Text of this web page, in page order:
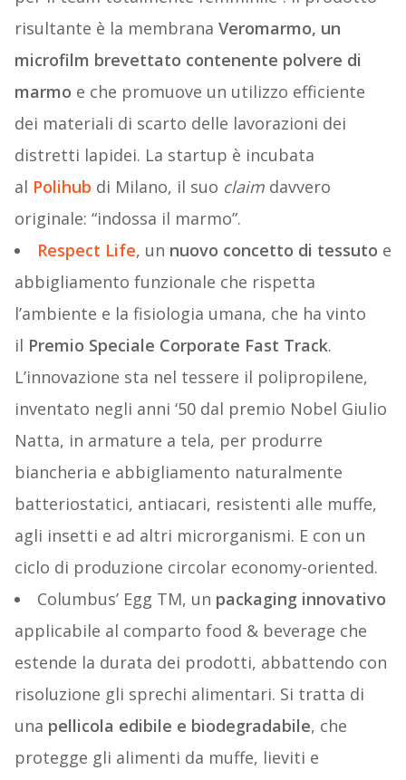
risultante è la membrana Veromarmo, un
microfilm brevettato contenente polvere di
marmo e che promuove un utilizzo efficiente
dei materiali di scarto delle lavorazioni dei
distretti lapidei. La startup è incubata
al Polihub di Milano, il suo claimdavvero
originale: “indossa il marmo”.
Respect Life, un nuovo concetto di tessuto e
abbigliamento funzionale che rispetta
l’ambiente e la fisiologia umana, che ha vinto
il Premio Speciale Corporate Fast Track.
L’innovazione sta nel tessere il polipropilene,
inventato negli anni ‘50 dal premio Nobel Giulio
Natta, in armature a tela, per produrre
biancheria e abbigliamento naturalmente
batteriostatici, antiacari, resistenti alle muffe,
agli insetti e ad altri microrganismi. E con un
ciclo di produzione circolar economy-oriented.
Columbus’ Egg TM, un packaging innovativo
applicabile al comparto food & beverage che
estende la durata dei prodotti, abbattendo con
risoluzione gli sprechi alimentari. Si tratta di
una pellicola edibile e biodegradabile, che
protegge gli alimenti da muffe, lieviti e